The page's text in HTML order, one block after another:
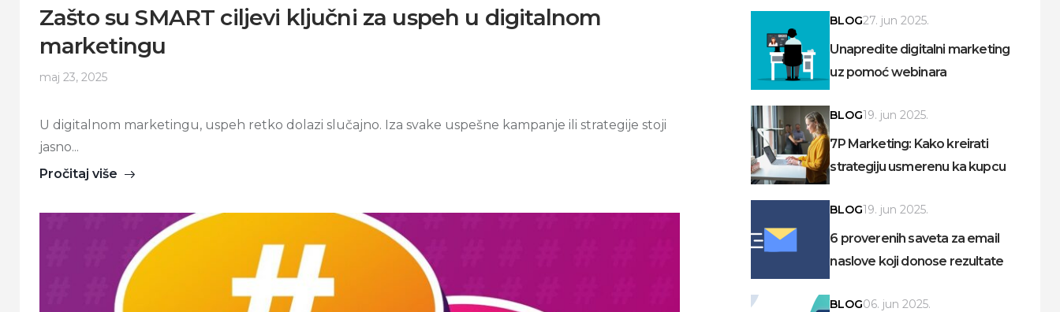
Zašto su SMART ciljevi ključni za uspeh u digitalnom
marketingu
maj 23, 2025
U digitalnom marketingu, uspeh retko dolazi slučajno. Iza svake uspešne kampanje ili strategije stoji
jasno...
Pročitaj više
BLOG27. jun 2025.
Unapredite digitalni marketing
uz pomoć webinara
BLOG19. jun 2025.
7P Marketing: Kako kreirati
strategiju usmerenu ka kupcu
BLOG19. jun 2025.
6 proverenih saveta za email
naslove koji donose rezultate
BLOG06. jun 2025.